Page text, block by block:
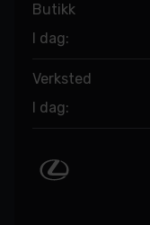
Butikk
I dag:
Verksted
I dag: